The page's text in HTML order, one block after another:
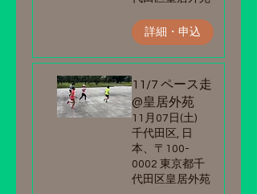
詳細・申込
11/7 ペース走
@皇居外苑
11月07日(土)
千代田区, 日
本、〒100-
0002 東京都千
代田区皇居外苑